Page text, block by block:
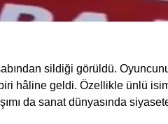
sildiği görüldü.
hâline geldi. Özellikle ünlü
da sanat dünyasında